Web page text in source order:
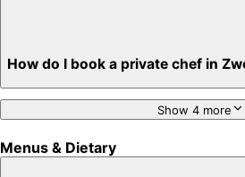
How do I book a private chef in
Show 4 more
Menus & Dietary